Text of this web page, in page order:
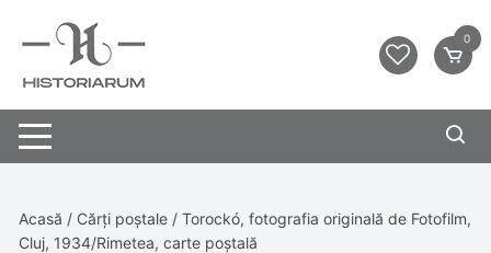
0
Acasă / Cărți poștale / Torockó, fotografia originală de Fotofilm,
Cluj, 1934/Rimetea, carte poștală